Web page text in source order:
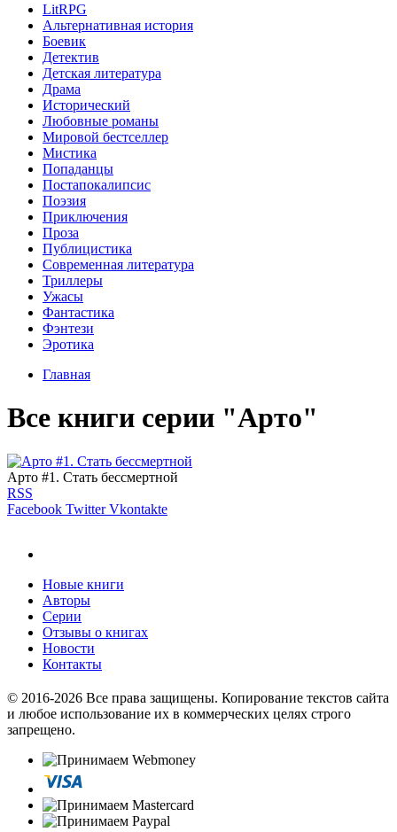
LitRPG
Альтернативная история
Боевик
Детектив
Детская литература
Драма
Исторический
Любовные романы
Мировой бестселлер
Мистика
Попаданцы
Постапокалипсис
Поэзия
Приключения
Проза
Публицистика
Современная литература
Триллеры
Ужасы
Фантастика
Фэнтези
Эротика
Главная
Все книги серии "Арто"
Арто #1. Стать бессмертной
RSS
Facebook Twitter Vkontakte
Новые книги
Авторы
Серии
Отзывы о книгах
Новости
Контакты
© 2016-2026 Все права защищены. Копирование текстов сайта
и любое использование их в коммерческих целях строго
запрещено.